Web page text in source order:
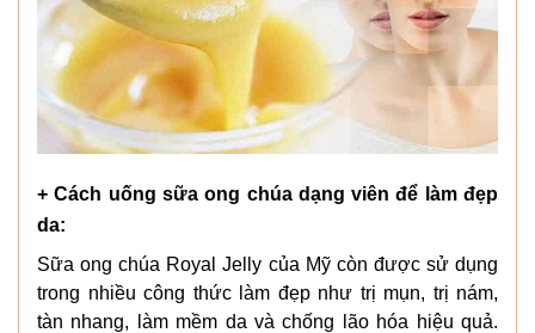
+ Cách uống sữa ong chúa dạng viên để làm đẹp
da:
Sữa ong chúa Royal Jelly của Mỹ còn được sử dụng
trong nhiều công thức làm đẹp như trị mụn, trị nám,
tàn nhang, làm mềm da và chống lão hóa hiệu quả.